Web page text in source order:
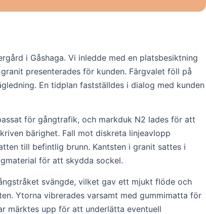
i Gåshaga. Vi inledde med en platsbesiktning
presenterades för kunden. Färgvalet föll på
En tidplan fastställdes i dialog med kunden
för gångtrafik, och markduk N2 lades för att
bärighet. Fall mot diskreta linjeavlopp
till befintlig brunn. Kantsten i granit sattes i
för att skydda sockel.
svängde, vilket gav ett mjukt flöde och
Ytorna vibrerades varsamt med gummimatta för
märktes upp för att underlätta eventuell